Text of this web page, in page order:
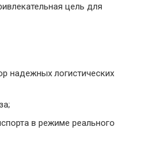
цель для
надежных логистических
в режиме реального